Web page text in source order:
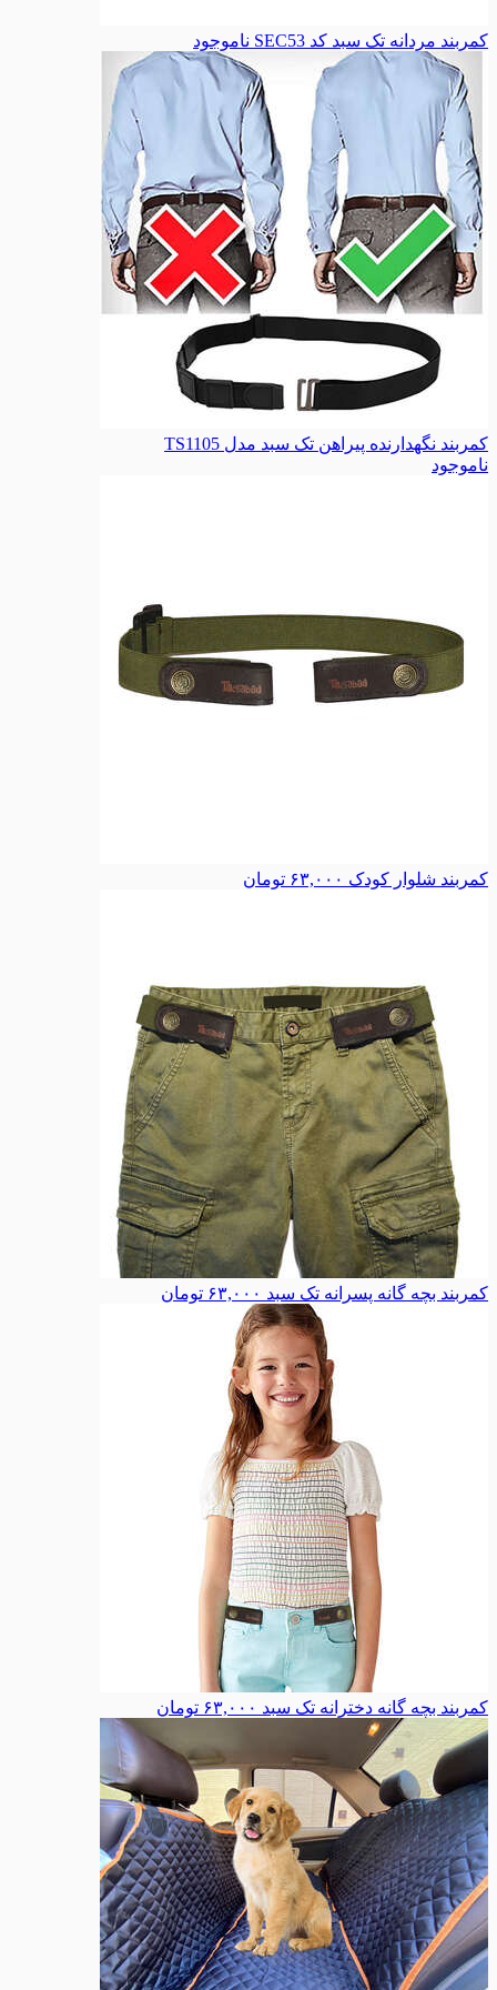
کمربند مردانه تک سبد کد SEC53 ناموجود
کمربند نگهدارنده پیراهن تک سبد مدل TS1105
ناموجود
کمربند شلوار کودک ۶۳,۰۰۰ تومان
کمربند بچه گانه پسرانه تک سبد ۶۳,۰۰۰ تومان
کمربند بچه گانه دخترانه تک سبد ۶۳,۰۰۰ تومان